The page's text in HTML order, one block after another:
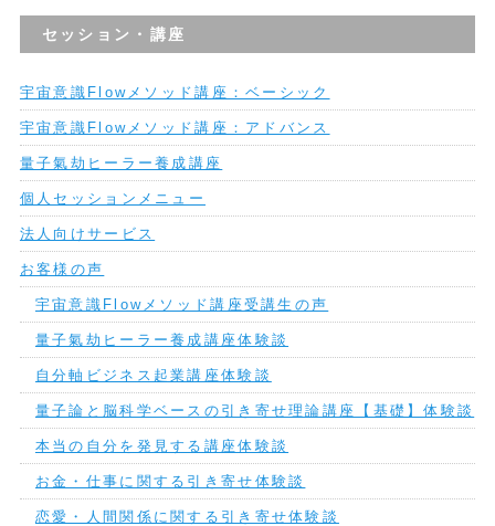
セッション・講座
宇宙意識Flowメソッド講座：ベーシック
宇宙意識Flowメソッド講座：アドバンス
量子氣劫ヒーラー養成講座
個人セッションメニュー
法人向けサービス
お客様の声
宇宙意識Flowメソッド講座受講生の声
量子氣劫ヒーラー養成講座体験談
自分軸ビジネス起業講座体験談
量子論と脳科学ベースの引き寄せ理論講座【基礎】体験談
本当の自分を発見する講座体験談
お金・仕事に関する引き寄せ体験談
恋愛・人間関係に関する引き寄せ体験談